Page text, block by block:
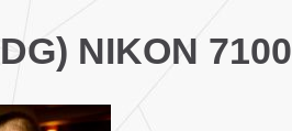
NIKON 7100